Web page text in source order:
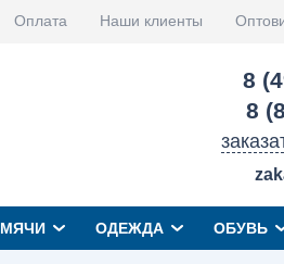
Оплата Наши клиенты
8
8
МЯЧИ ОДЕЖДА ОБУВЬ